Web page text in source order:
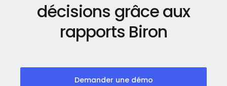
décisions grâce aux
rapports Biron
Demander une démo